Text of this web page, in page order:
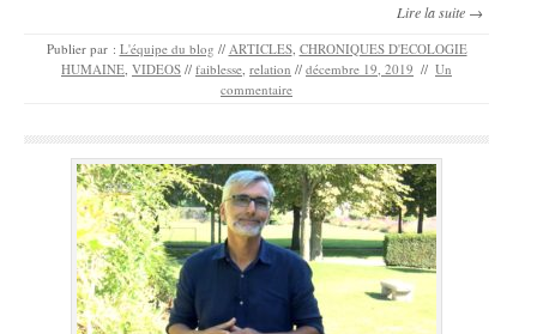
Lire la suite →
Publier par : L'équipe du blog // ARTICLES, CHRONIQUES D'ECOLOGIE
HUMAINE VIDEOS // faiblesse relation // décembre 19, 2019 // Un
commentaire